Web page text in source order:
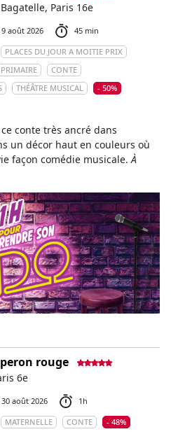
Paris 16e
août 2026
45 min
PLACES DU JOUR A MOITIE PRIX
PRIMAIRE
CONTE
THÉÂTRE MUSICAL
- 50%
conte très ancré dans
un décor haut en couleurs où
façon comédie musicale.À
rouge
6e
août 2026
1h
MATERNELLE CONTE
- 48%